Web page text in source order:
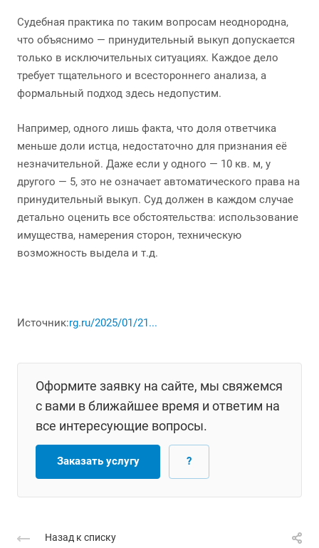
Судебная практика по таким вопросам неоднородна,
что объяснимо — принудительный выкуп допускается
только в исключительных ситуациях. Каждое дело
требует тщательного и всестороннего анализа, а
формальный подход здесь недопустим.
Например, одного лишь факта, что доля ответчика
меньше доли истца, недостаточно для признания её
незначительной. Даже если у одного — 10 кв. м, у
другого — 5, это не означает автоматического права на
принудительный выкуп. Суд должен в каждом случае
детально оценить все обстоятельства: использование
имущества, намерения сторон, техническую
возможность выдела и т.д.
Источник:rg.ru/2025/01/21...
Оформите заявку на сайте, мы свяжемся
с вами в ближайшее время и ответим на
все интересующие вопросы.
Заказать услугу ?
Назад к списку